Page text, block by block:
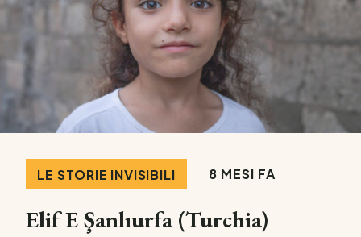
LE STORIE INVISIBILI 8 MESI FA
Elif E Şanlıurfa (Turchia)